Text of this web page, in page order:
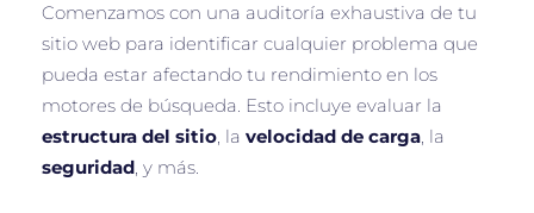
Comenzamos con una auditoría exhaustiva de tu
sitio web para identificar cualquier problema que
pueda estar afectando tu rendimiento en los
motores de búsqueda. Esto incluye evaluar la
estructura del sitio , la velocidad de carga , la
seguridad , y más.